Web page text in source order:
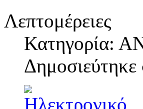
Λεπτομέρειες
Κατηγορία:
Δημοσιεύτηκε